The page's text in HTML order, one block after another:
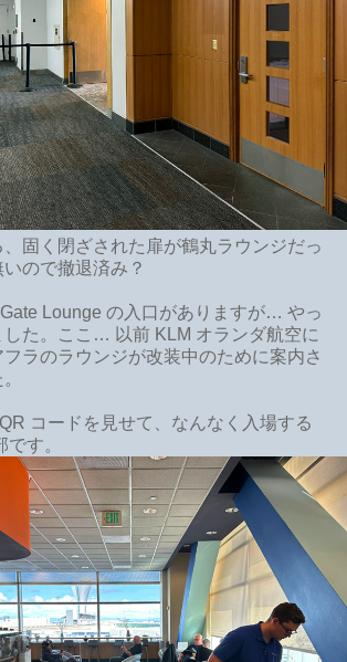
、固く閉ざされた扉が鶴丸ラウンジだっ
ので撤退済み？
Lounge の入口がありますが… やっ
した。ここ… 以前 KLM オランダ航空に
ラのラウンジが改装中のために案内さ
コードを見せて、なんなく入場する
す。